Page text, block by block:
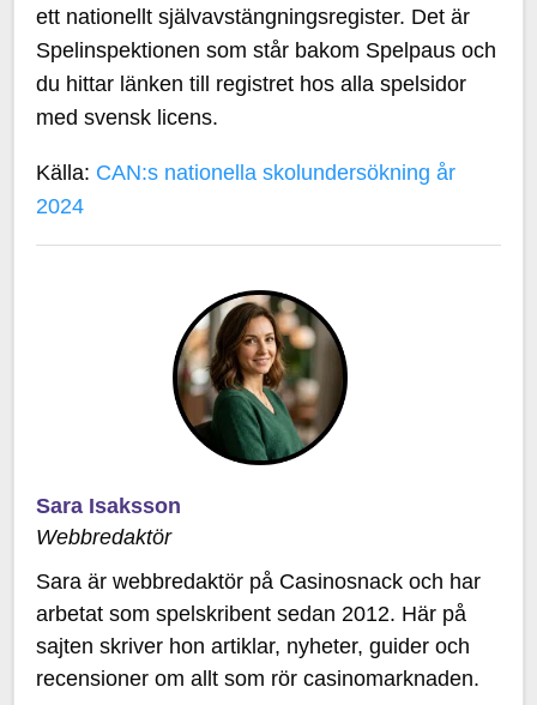
ett nationellt självavstängningsregister. Det är
Spelinspektionen som står bakom Spelpaus och
du hittar länken till registret hos alla spelsidor
med svensk licens.
Källa: CAN:s nationella skolundersökning år
2024
Sara Isaksson
Webbredaktör
Sara är webbredaktör på Casinosnack och har
arbetat som spelskribent sedan 2012. Här på
sajten skriver hon artiklar, nyheter, guider och
recensioner om allt som rör casinomarknaden.